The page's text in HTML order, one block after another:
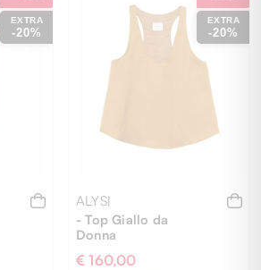
EXTRA
-20%
EXTRA
-20%
ALYSI
- Top Giallo da
Donna
€ 160,00